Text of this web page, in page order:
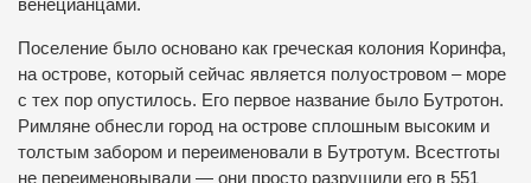
венецианцами.
Поселение было основано как греческая колония Коринфа,
на острове, который сейчас является полуостровом – море
с тех пор опустилось. Его первое название было Бутротон.
Римляне обнесли город на острове сплошным высоким и
толстым забором и переименовали в Бутротум. Всестготы
не переименовывали — они просто разрушили его в 551